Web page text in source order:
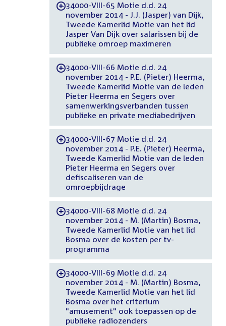
-34000-VIII-65 Motie d.d. 24
november 2014 - J.J. (Jasper) van Dijk,
Tweede Kamerlid Motie van het lid
Jasper Van Dijk over salarissen bij de
publieke omroep maximeren
-34000-VIII-66 Motie d.d. 24
november 2014 - P.E. (Pieter) Heerma,
Tweede Kamerlid Motie van de leden
Pieter Heerma en Segers over
samenwerkingsverbanden tussen
publieke en private mediabedrijven
-34000-VIII-67 Motie d.d. 24
november 2014 - P.E. (Pieter) Heerma,
Tweede Kamerlid Motie van de leden
Pieter Heerma en Segers over
defiscaliseren van de
omroepbijdrage
-34000-VIII-68 Motie d.d. 24
november 2014 - M. (Martin) Bosma,
Tweede Kamerlid Motie van het lid
Bosma over de kosten per tv-
programma
-34000-VIII-69 Motie d.d. 24
november 2014 - M. (Martin) Bosma,
Tweede Kamerlid Motie van het lid
Bosma over het criterium
"amusement" ook toepassen op de
publieke radiozenders